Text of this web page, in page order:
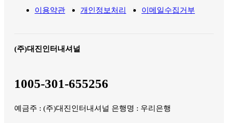
이용약관 개인정보처리 이메일수집거부
(주)대진인터내셔널
1005-301-655256
예금주 : (주)대진인터내셔널 은행명 : 우리은행